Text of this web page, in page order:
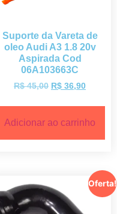
Suporte da Vareta de
oleo Audi A3 1.8 20v
Aspirada Cod
06A103663C
R$45,00 R$ 36,90
Adicionar ao carrinho
Oferta!